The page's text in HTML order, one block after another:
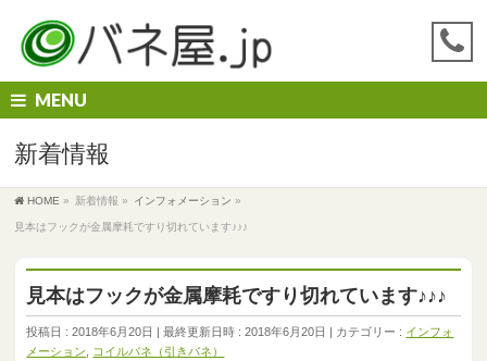
MENU
新着情報
HOME » 新着情報 » インフォメーション »
見本はフックが金属摩耗ですり切れています♪♪♪
見本はフックが金属摩耗ですり切れています♪♪♪
投稿日 : 2018年6月20日 最終更新日時 : 2018年6月20日 カテゴリー : インフォ
メーション
コイルバネ（引きバネ）